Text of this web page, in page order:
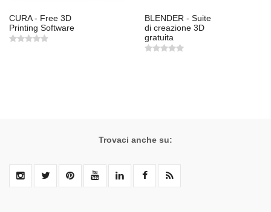
CURA - Free 3D
Printing Software
BLENDER - Suite
di creazione 3D
gratuita
Trovaci anche su: